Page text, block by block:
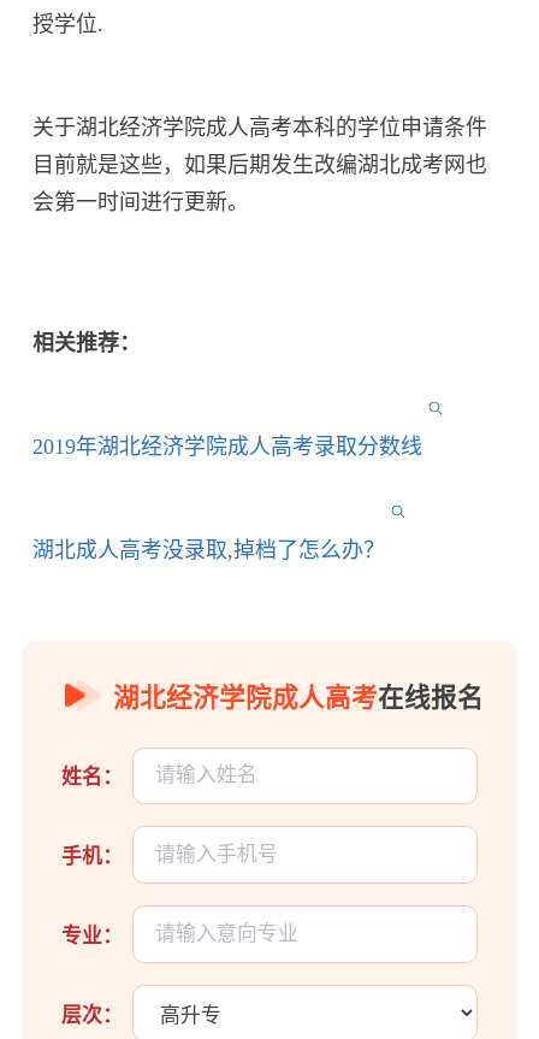
授学位.
关于湖北经济学院成人高考本科的学位申请条件
目前就是这些，如果后期发生改编湖北成考网也
会第一时间进行更新。
相关推荐：
2019年湖北经济学院成人高考录取分数线
湖北成人高考没录取,掉档了怎么办？
湖北经济学院成人高考在线报名
姓名：
手机：
专业：
层次：